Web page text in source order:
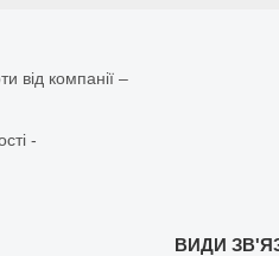
від компанії –
-